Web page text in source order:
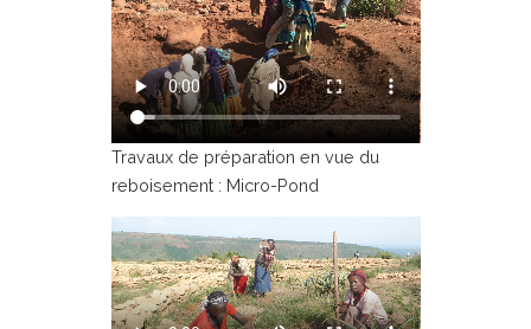
Travaux de préparation en vue du
reboisement : Micro-Pond